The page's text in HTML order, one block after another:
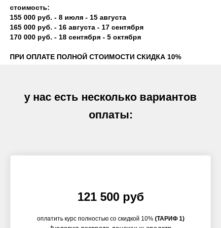
стоимость:
155 000 руб. - 8 июля - 15 августа
165 000 руб. - 16 августа - 17 сентября
170 000 руб. - 18 сентября - 5 октября
ПРИ ОПЛАТЕ ПОЛНОЙ СТОИМОСТИ СКИДКА 10%
у нас есть несколько вариантов
оплаты:
121 500 руб
оплатить курс полностью со скидкой 10% (ТАРИФ 1)